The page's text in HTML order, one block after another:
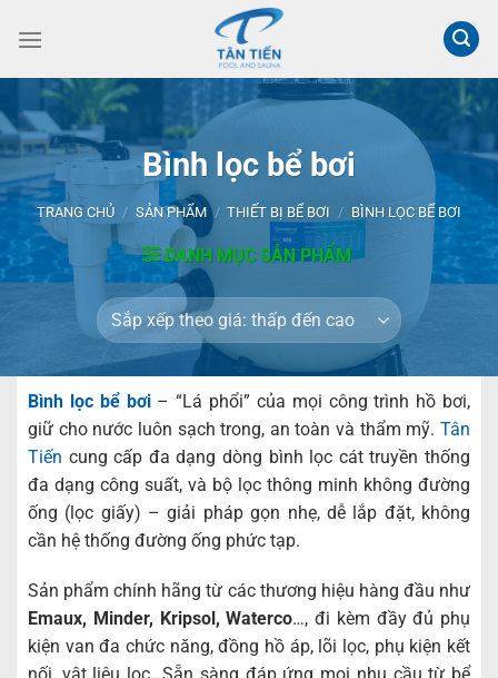
đến
Bình lọc bể bơi
TRANG CHỦ / SẢN PHẨM / THIẾT BỊ BỂ BƠI / BÌNH LỌC BỂ BƠI
DANH MỤC SẢN PHẨM
Bình lọc bể bơi – “Lá phổi” của mọi công trình hồ bơi,
giữ cho nước luôn sạch trong, an toàn và thẩm mỹ. Tân
Tiến cung cấp đa dạng dòng bình lọc cát truyền thống
đa dạng công suất, và bộ lọc thông minh không đường
ống (lọc giấy) – giải pháp gọn nhẹ, dễ lắp đặt, không
cần hệ thống đường ống phức tạp.
Sản phẩm chính hãng từ các thương hiệu hàng đầu như
Emaux, Minder, Kripsol, Waterco…, đi kèm đầy đủ phụ
kiện van đa chức năng, đồng hồ áp, lõi lọc, phụ kiện kết